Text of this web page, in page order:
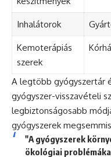
Inhalátorok
Kemoterápiás
szerek
A legtöbb gyógyszertár
gyógyszer-visszavételi
legbiztonságosabb
gyógyszerek
"A gyógyszerek
ökológiai